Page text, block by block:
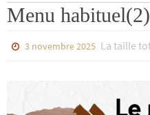
Menu habituel(2)
3 novembre 2025 La taille